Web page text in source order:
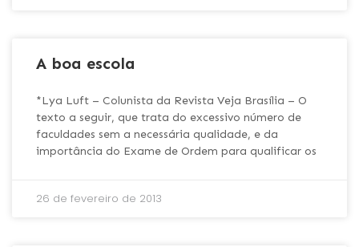
A boa escola
*Lya Luft – Colunista da Revista Veja Brasília – O
texto a seguir, que trata do excessivo número de
faculdades sem a necessária qualidade, e da
importância do Exame de Ordem para qualificar os
26 de fevereiro de 2013